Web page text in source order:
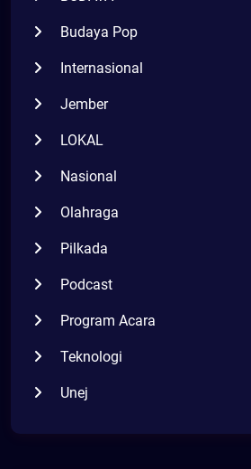
Budaya Pop
Internasional
Jember
LOKAL
Nasional
Olahraga
Pilkada
Podcast
Program Acara
Teknologi
Unej